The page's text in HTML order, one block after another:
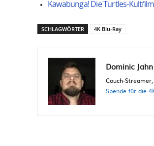
Kawabunga! Die Turtles-
SCHLAGWÖRTER 4K Blu-Ray
Dominic Jahn
Couch-
Spende für die